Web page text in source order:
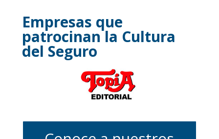
Empresas que
patrocinan la Cultura
del Seguro